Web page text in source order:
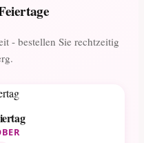
- bestellen Sie rechtzeitig